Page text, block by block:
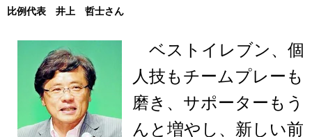
比例代表 井上 哲士さん
ベストイレブン、個
人技もチームプレーも
磨き、サポーターもう
んと増やし、新しい前